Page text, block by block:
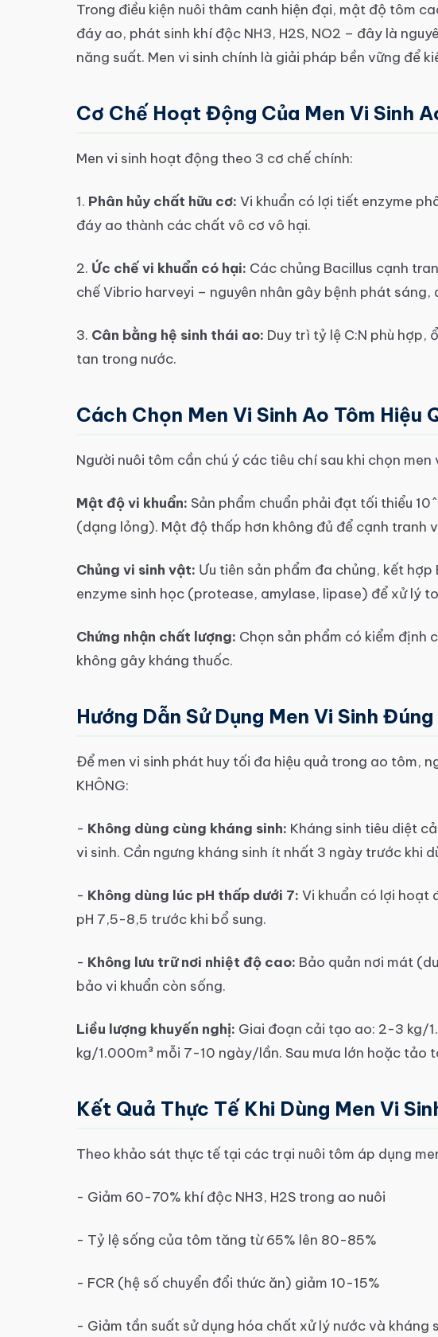
Trong điều kiện nuôi thâm canh hiện đại, mật độ tôm
đáy ao, phát sinh khí độc NH3, H2S, NO2 – đây là
năng suất. Men vi sinh chính là giải pháp bền vững để
Cơ Chế Hoạt Động Của Men Vi Sinh
Men vi sinh hoạt động theo 3 cơ chế chính:
1. Phân hủy chất hữu cơ: Vi khuẩn có lợi tiết enzyme
đáy ao thành các chất vô cơ vô hại.
2. Ức chế vi khuẩn có hại: Các chủng Bacillus cạnh
chế Vibrio harveyi – nguyên nhân gây bệnh phát sáng,
3. Cân bằng hệ sinh thái ao: Duy trì tỷ lệ C:N phù hợp,
tan trong nước.
Cách Chọn Men Vi Sinh Ao Tôm Hiệu
Người nuôi tôm cần chú ý các tiêu chí sau khi chọn men
Mật độ vi khuẩn: Sản phẩm chuẩn phải đạt tối thiểu
(dạng lỏng). Mật độ thấp hơn không đủ để cạnh tranh
Chủng vi sinh vật: Ưu tiên sản phẩm đa chủng, kết
enzyme sinh học (protease, amylase, lipase) để xử lý
Chứng nhận chất lượng: Chọn sản phẩm có kiểm định
không gây kháng thuốc.
Hướng Dẫn Sử Dụng Men Vi Sinh
Để men vi sinh phát huy tối đa hiệu quả trong ao tôm,
KHÔNG:
- Không dùng cùng kháng sinh: Kháng sinh tiêu diệt
vi sinh. Cần ngưng kháng sinh ít nhất 3 ngày trước khi
- Không dùng lúc pH thấp dưới 7: Vi khuẩn có lợi hoạt
pH 7,5-8,5 trước khi bổ sung.
- Không lưu trữ nơi nhiệt độ cao: Bảo quản nơi mát
bảo vi khuẩn còn sống.
Liều lượng khuyến nghị: Giai đoạn cải tạo ao: 2-3 kg/
kg/1.000m³ mỗi 7-10 ngày/lần. Sau mưa lớn hoặc tảo
Kết Quả Thực Tế Khi Dùng Men Vi
Theo khảo sát thực tế tại các trại nuôi tôm áp dụng
- Giảm 60-70% khí độc NH3, H2S trong ao nuôi
- Tỷ lệ sống của tôm tăng từ 65% lên 80-85%
- FCR (hệ số chuyển đổi thức ăn) giảm 10-15%
- Giảm tần suất sử dụng hóa chất xử lý nước và kháng